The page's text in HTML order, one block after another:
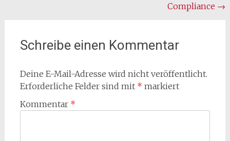
Compliance →
Schreibe einen Kommentar
Deine E-Mail-Adresse wird nicht veröffentlicht.
Erforderliche Felder sind mit * markiert
Kommentar *